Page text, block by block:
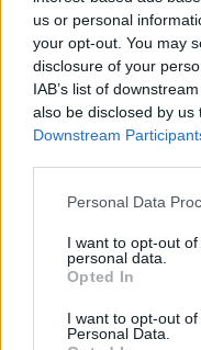
us or personal
your opt-out. You may
disclosure of your
IAB’s list of
also be disclosed by
Downstream
Personal Data
I want to opt-out
personal data.
Opted In
I want to opt-out
Personal Data.